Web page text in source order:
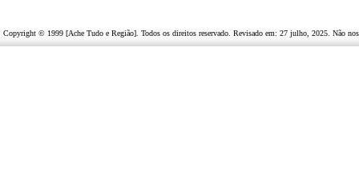
Copyright © 1999 [Ache Tudo e Região]. Todos os direitos reservado. Revisado em: 27 julho, 2025 . Não